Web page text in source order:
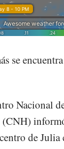
se
Nacional
(CNH)
de Julia